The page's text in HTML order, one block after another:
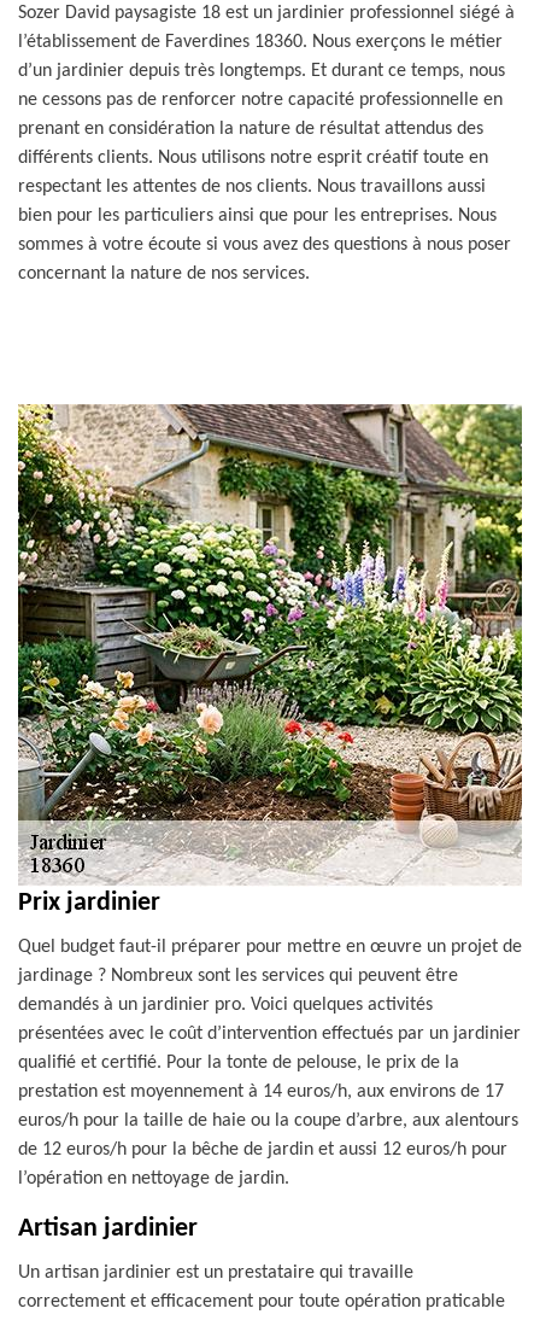
Sozer David paysagiste 18 est un jardinier professionnel siégé à
l’établissement de Faverdines 18360. Nous exerçons le métier
d’un jardinier depuis très longtemps. Et durant ce temps, nous
ne cessons pas de renforcer notre capacité professionnelle en
prenant en considération la nature de résultat attendus des
différents clients. Nous utilisons notre esprit créatif toute en
respectant les attentes de nos clients. Nous travaillons aussi
bien pour les particuliers ainsi que pour les entreprises. Nous
sommes à votre écoute si vous avez des questions à nous poser
concernant la nature de nos services.
Prix jardinier
Quel budget faut-il préparer pour mettre en œuvre un projet de
jardinage ? Nombreux sont les services qui peuvent être
demandés à un jardinier pro. Voici quelques activités
présentées avec le coût d’intervention effectués par un jardinier
qualifié et certifié. Pour la tonte de pelouse, le prix de la
prestation est moyennement à 14 euros/h, aux environs de 17
euros/h pour la taille de haie ou la coupe d’arbre, aux alentours
de 12 euros/h pour la bêche de jardin et aussi 12 euros/h pour
l’opération en nettoyage de jardin.
Artisan jardinier
Un artisan jardinier est un prestataire qui travaille
correctement et efficacement pour toute opération praticable